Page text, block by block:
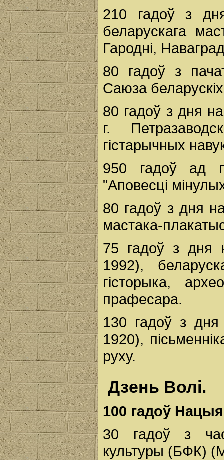
210 гадоў з
беларускага
Гародні,
80 гадоў з
Саюза
80 гадоў з дня
г.
гістарычных
950 гадоў ад
"Аповесці
80 гадоў з дня
мастака-
75 гадоў з дня
1992),
гісторыка,
прафесара.
130 гадоў з
1920),
руху.
Дзень Волі.
100 гадоў
30 гадоў з
культуры (БФК)